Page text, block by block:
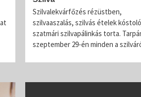
Szilvalekvárfőzés rézüstben,
szilvaaszalás, szilvás ételek
szatmári szilvapálinkás torta.
szeptember 29-én minden a
nyert pálinkák
tekintve egyszerű szerkezetűek, ugyanakkor
fajsúlyosak, férfiasak, szépen